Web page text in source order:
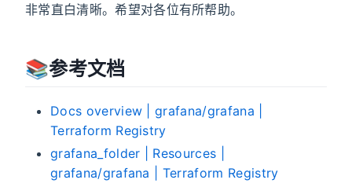
非常直白清晰。希望对各位有所帮助。
📚️参考文档
Docs overview | grafana/grafana |
Terraform Registry
grafana_folder | Resources |
grafana/grafana | Terraform Registry